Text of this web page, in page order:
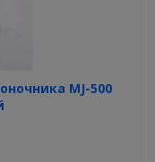
MJ-500